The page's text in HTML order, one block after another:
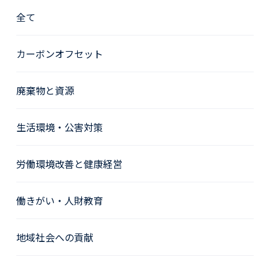
全て
カーボンオフセット
廃棄物と資源
生活環境・公害対策
労働環境改善と健康経営
働きがい・人財教育
地域社会への貢献